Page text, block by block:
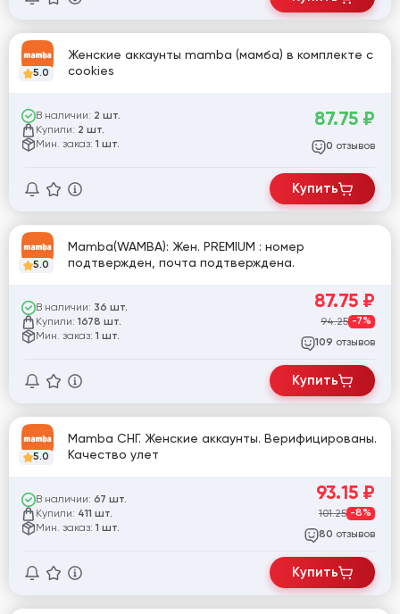
5.0
Женские аккаунты mamba (мамба) в комплекте с
cookies
В наличии: 2 шт.
Купили: 2 шт.
Мин. заказ: 1 шт.
87.75 ₽
0 отзывов
Купить
5.0
Mamba(WAMBA): Жен. PREMIUM : номер
подтвержден, почта подтверждена.
В наличии: 36 шт.
Купили: 1678 шт.
Мин. заказ: 1 шт.
87.75 ₽
94.25 -7%
109 отзывов
Купить
5.0
Mamba СНГ. Женские аккаунты. Верифицированы.
Качество улет
В наличии: 67 шт.
Купили: 411 шт.
Мин. заказ: 1 шт.
93.15 ₽
101.25 -8%
80 отзывов
Купить